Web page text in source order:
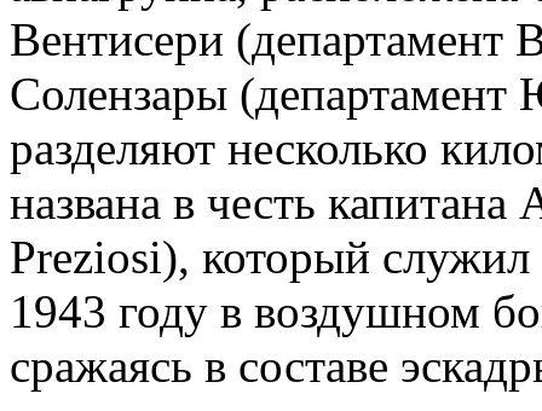
Вентисери (департамент
Солензары
разделяют несколько
названа в честь
Preziosi), который
1943 году в воздушном
сражаясь в составе